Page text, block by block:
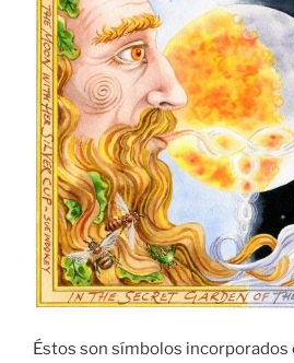
Éstos son símbolos